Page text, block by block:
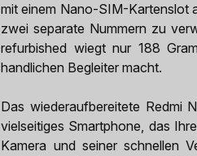
mit einem Nano-SIM-Kartenslot
zwei separate Nummern zu
refurbished wiegt nur 188
handlichen Begleiter macht.
Das wiederaufbereitete Redmi
vielseitiges Smartphone, das
Kamera und seiner schnellen